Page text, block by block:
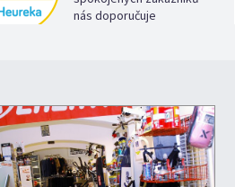
nás doporučuje